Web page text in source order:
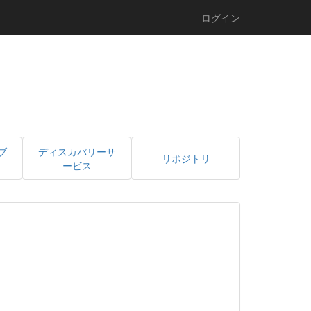
ログイン
ディスカバリーサ
ービス
リポジトリ